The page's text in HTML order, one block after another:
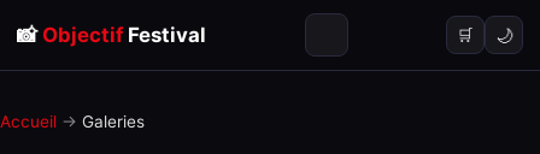
📸 ObjectifFestival 🛒 🌙
Accueil → Galeries